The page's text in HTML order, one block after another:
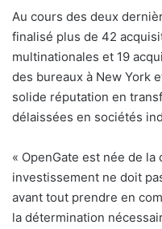
Au cours des deux
finalisé plus de 42
multinationales et 19
des bureaux à New York
solide réputation en
délaissées en sociétés
« OpenGate est née de
investissement ne doit
avant tout prendre en
la détermination